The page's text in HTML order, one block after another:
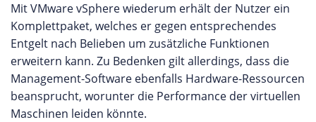
Mit VMware vSphere wiederum erhält der Nutzer ein
Komplettpaket, welches er gegen entsprechendes
Entgelt nach Belieben um zusätzliche Funktionen
erweitern kann. Zu Bedenken gilt allerdings, dass die
Management-Software ebenfalls Hardware-Ressourcen
beansprucht, worunter die Performance der virtuellen
Maschinen leiden könnte.